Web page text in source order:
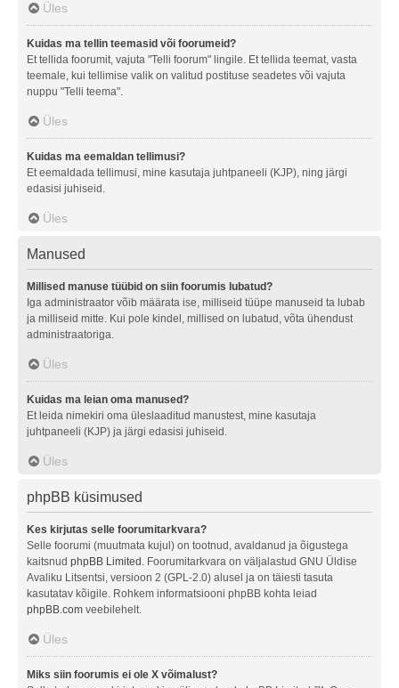
Üles
Kuidas ma tellin teemasid või foorumeid?
Et tellida foorumit, vajuta "Telli foorum" lingile. Et tellida teemat, vasta
teemale, kui tellimise valik on valitud postituse seadetes või vajuta
nuppu "Telli teema".
Üles
Kuidas ma eemaldan tellimusi?
Et eemaldada tellimusi, mine kasutaja juhtpaneeli (KJP), ning järgi
edasisi juhiseid.
Üles
Manused
Millised manuse tüübid on siin foorumis lubatud?
Iga administraator võib määrata ise, milliseid tüüpe manuseid ta lubab
ja milliseid mitte. Kui pole kindel, millised on lubatud, võta ühendust
administraatoriga.
Üles
Kuidas ma leian oma manused?
Et leida nimekiri oma üleslaaditud manustest, mine kasutaja
juhtpaneeli (KJP) ja järgi edasisi juhiseid.
Üles
phpBB küsimused
Kes kirjutas selle foorumitarkvara?
Selle foorumi (muutmata kujul) on tootnud, avaldanud ja õigustega
kaitsnud phpBB Limited . Foorumitarkvara on väljalastud GNU Üldise
Avaliku Litsentsi, versioon 2 (GPL-2.0) alusel ja on täiesti tasuta
kasutatav kõigile. Rohkem informatsiooni phpBB kohta leiad
phpBB.com veebilehelt.
Üles
Miks siin foorumis ei ole X võimalust?